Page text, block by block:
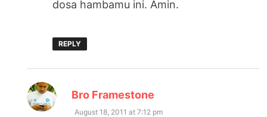
dosa hambamu ini. Amin.
REPLY
Bro Framestone
August 18, 2011 at 7:12 pm